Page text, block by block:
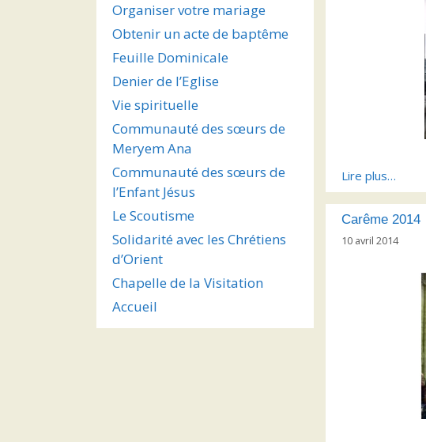
Lire plus…
Carême 2014
10 avril 2014
Organiser votre mariage
Obtenir un acte de baptême
Feuille Dominicale
Denier de l’Eglise
Vie spirituelle
Communauté des sœurs de
Meryem Ana
Communauté des sœurs de
l’Enfant Jésus
Le Scoutisme
Solidarité avec les Chrétiens
d’Orient
Chapelle de la Visitation
Accueil